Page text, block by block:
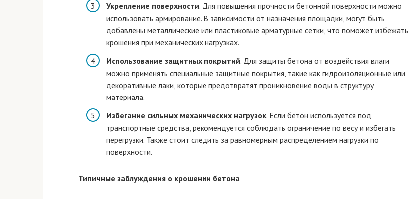
Укрепление поверхности. Для повышения прочности бетонной поверхности можно
использовать армирование. В зависимости от назначения площадки, могут быть
добавлены металлические или пластиковые арматурные сетки, что поможет избежать
крошения при механических нагрузках.
Использование защитных покрытий. Для защиты бетона от воздействия влаги
можно применять специальные защитные покрытия, такие как гидроизоляционные или
декоративные лаки, которые предотвратят проникновение воды в структуру
материала.
Избегание сильных механических нагрузок. Если бетон используется под
транспортные средства, рекомендуется соблюдать ограничение по весу и избегать
перегрузки. Также стоит следить за равномерным распределением нагрузки по
поверхности.
Типичные заблуждения о крошении бетона